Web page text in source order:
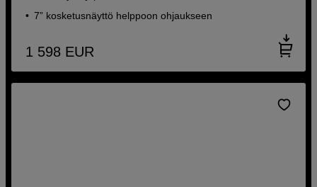
7” kosketusnäyttö helppoon ohjaukseen
1 598 EUR